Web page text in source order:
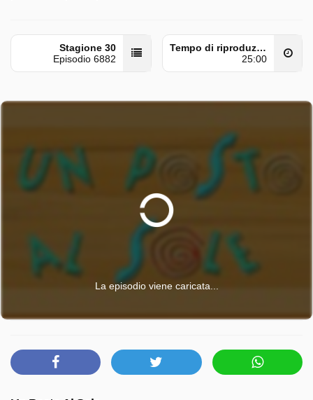
Stagione 30
Episodio 6882
Tempo di riproduzione
25:00
La episodio viene caricata...